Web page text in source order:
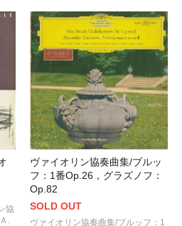
協
.
ヴァイオリン協奏曲集/ブルッ
フ：1番Op.26，グラズノフ：
Op.82
SOLD OUT
ヴァイオリン協奏曲集/ブルッフ：1